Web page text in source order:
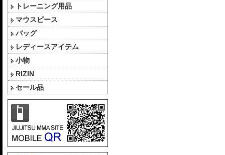
トレーニング用品
マウスピース
バッグ
レディースアイテム
小物
RIZIN
セール品